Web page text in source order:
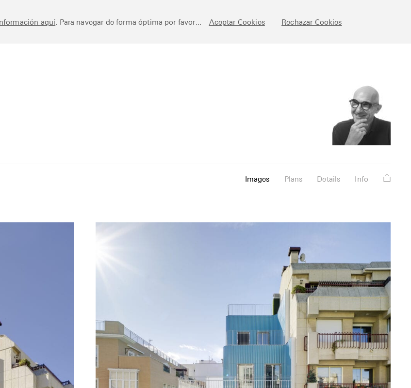
aquí . Para navegar de forma óptima por favor... Aceptar Cookies Rechazar Cookies
Works Library Archive Posts Fundamentals About
Images Plans Details Info